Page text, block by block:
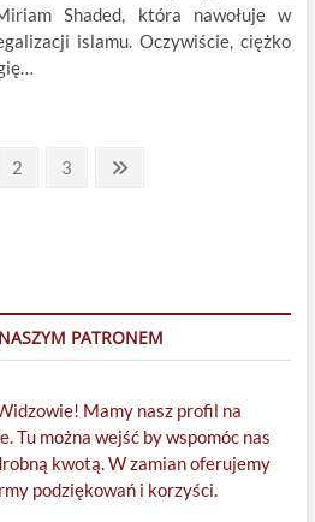
Shaded, która nawołuje w
islamu. Oczywiście, ciężko
Page
2 Page
3
Next
PATRONEM
Mamy nasz profil na
Tu można wejść by wspomóc nas
kwotą. W zamian oferujemy
podziękowań i korzyści.